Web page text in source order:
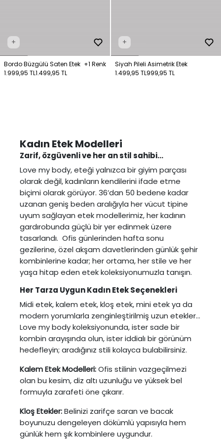
+
Bordo Büzgülü Saten Etek +1 Renk
1.999,95 TL1.499,95 TL
+
Siyah Pileli Asimetrik Etek
1.499,95 TL999,95 TL
Kadın Etek Modelleri
Zarif, özgüvenli ve her an stil sahibi…
Love my body, eteği yalnızca bir giyim parçası
olarak değil, kadınların kendilerini ifade etme
biçimi olarak görüyor. 36’dan 50 bedene kadar
uzanan geniş beden aralığıyla her vücut tipine
uyum sağlayan etek modellerimiz, her kadının
gardırobunda güçlü bir yer edinmek üzere
tasarlandı. Ofis günlerinden hafta sonu
gezilerine, özel akşam davetlerinden günlük şehir
kombinlerine kadar; her ortama, her stile ve her
yaşa hitap eden etek koleksiyonumuzla tanışın.
Her Tarza Uygun Kadın Etek Seçenekleri
Midi etek, kalem etek, kloş etek, mini etek ya da
modern yorumlarla zenginleştirilmiş uzun etekler…
Love my body koleksiyonunda, ister sade bir
kombin arayışında olun, ister iddialı bir görünüm
hedefleyin; aradığınız stili kolayca bulabilirsiniz.
Kalem Etek Modelleri:Ofis stilinin vazgeçilmezi
olan bu kesim, diz altı uzunluğu ve yüksek bel
formuyla zarafeti öne çıkarır.
Kloş Etekler:Belinizi zarifçe saran ve bacak
boyunuzu dengeleyen dökümlü yapısıyla hem
günlük hem şık kombinlere uygundur.